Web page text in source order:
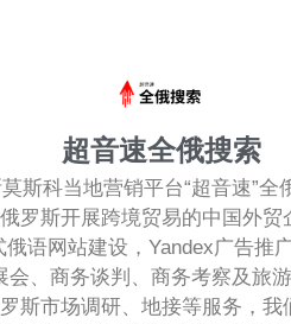
超音速全俄搜索
斯科当地营销平台“超音速”全
罗斯开展跨境贸易的中国外贸
俄语网站建设，Yandex广告推
会、商务谈判、商务考察及旅
斯市场调研、地接等服务，我